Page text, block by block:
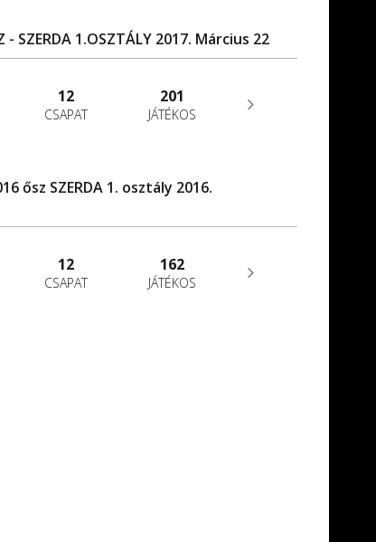
- SZERDA 1.OSZTÁLY 2017. Március 22
12
CSAPAT
201
JÁTÉKOS
ősz SZERDA 1. osztály 2016.
12
CSAPAT
162
JÁTÉKOS